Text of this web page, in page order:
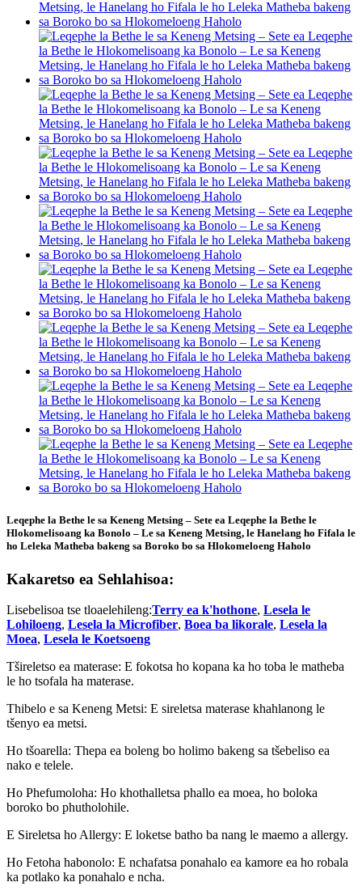
Leqephe la Bethe le sa Keneng Metsing – Sete ea Leqephe la Bethe le
Hlokomelisoang ka Bonolo – Le sa Keneng Metsing, le Hanelang ho Fifala le
ho Leleka Matheba bakeng sa Boroko bo sa Hlokomeloeng Haholo
Kakaretso ea Sehlahisoa:
Lisebelisoa tse tloaelehileng:Terry ea k'hothone, Lesela le
Lohiloeng, Lesela la Microfiber, Boea ba likorale, Lesela la
Moea, Lesela le Koetsoeng
Tšireletso ea materase: E fokotsa ho kopana ka ho toba le matheba
le ho tsofala ha materase.
Thibelo e sa Keneng Metsi: E sireletsa materase khahlanong le
tšenyo ea metsi.
Ho tšoarella: Thepa ea boleng bo holimo bakeng sa tšebeliso ea
nako e telele.
Ho Phefumoloha: Ho khothalletsa phallo ea moea, ho boloka
boroko bo phutholohile.
E Sireletsa ho Allergy: E loketse batho ba nang le maemo a allergy.
Ho Fetoha habonolo: E nchafatsa ponahalo ea kamore ea ho robala
ka potlako ka ponahalo e ncha.